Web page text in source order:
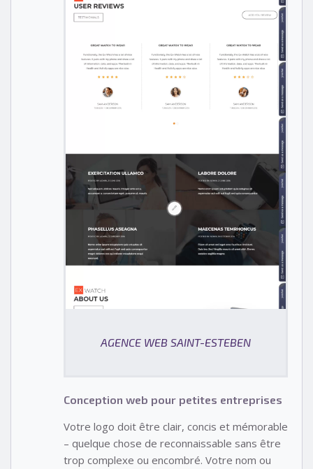
AGENCE WEB SAINT-ESTEBEN
Conception web pour petites entreprises
Votre logo doit être clair, concis et mémorable
– quelque chose de reconnaissable sans être
trop complexe ou encombré. Votre nom ou